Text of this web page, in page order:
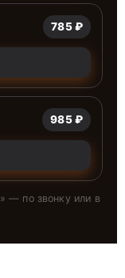
785 ₽
985 ₽
» — по звонку или в